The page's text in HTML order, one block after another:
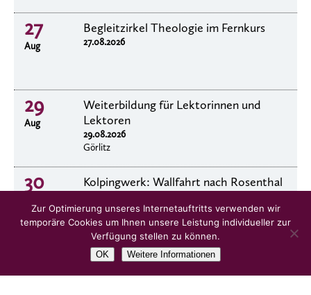
27
Aug
Begleitzirkel Theologie im Fernkurs
27.08.2026
29
Aug
Weiterbildung für Lektorinnen und
Lektoren
29.08.2026
Görlitz
30 Kolpingwerk: Wallfahrt nach Rosenthal
alle Veranstaltungen
Zur Optimierung unseres Internetauftritts verwenden wir
temporäre Cookies um Ihnen unsere Leistung individueller zur
Verfügung stellen zu können.
OK Weitere Informationen